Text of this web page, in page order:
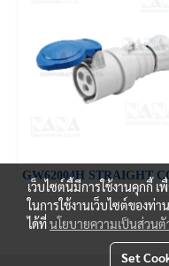
เว็บไซต์นี้มีการใช้งานคุกกี้
ในการใช้งานเว็บไซต์ของท่
ได้ที่นโยบายความเป็นส่วนตั
Set